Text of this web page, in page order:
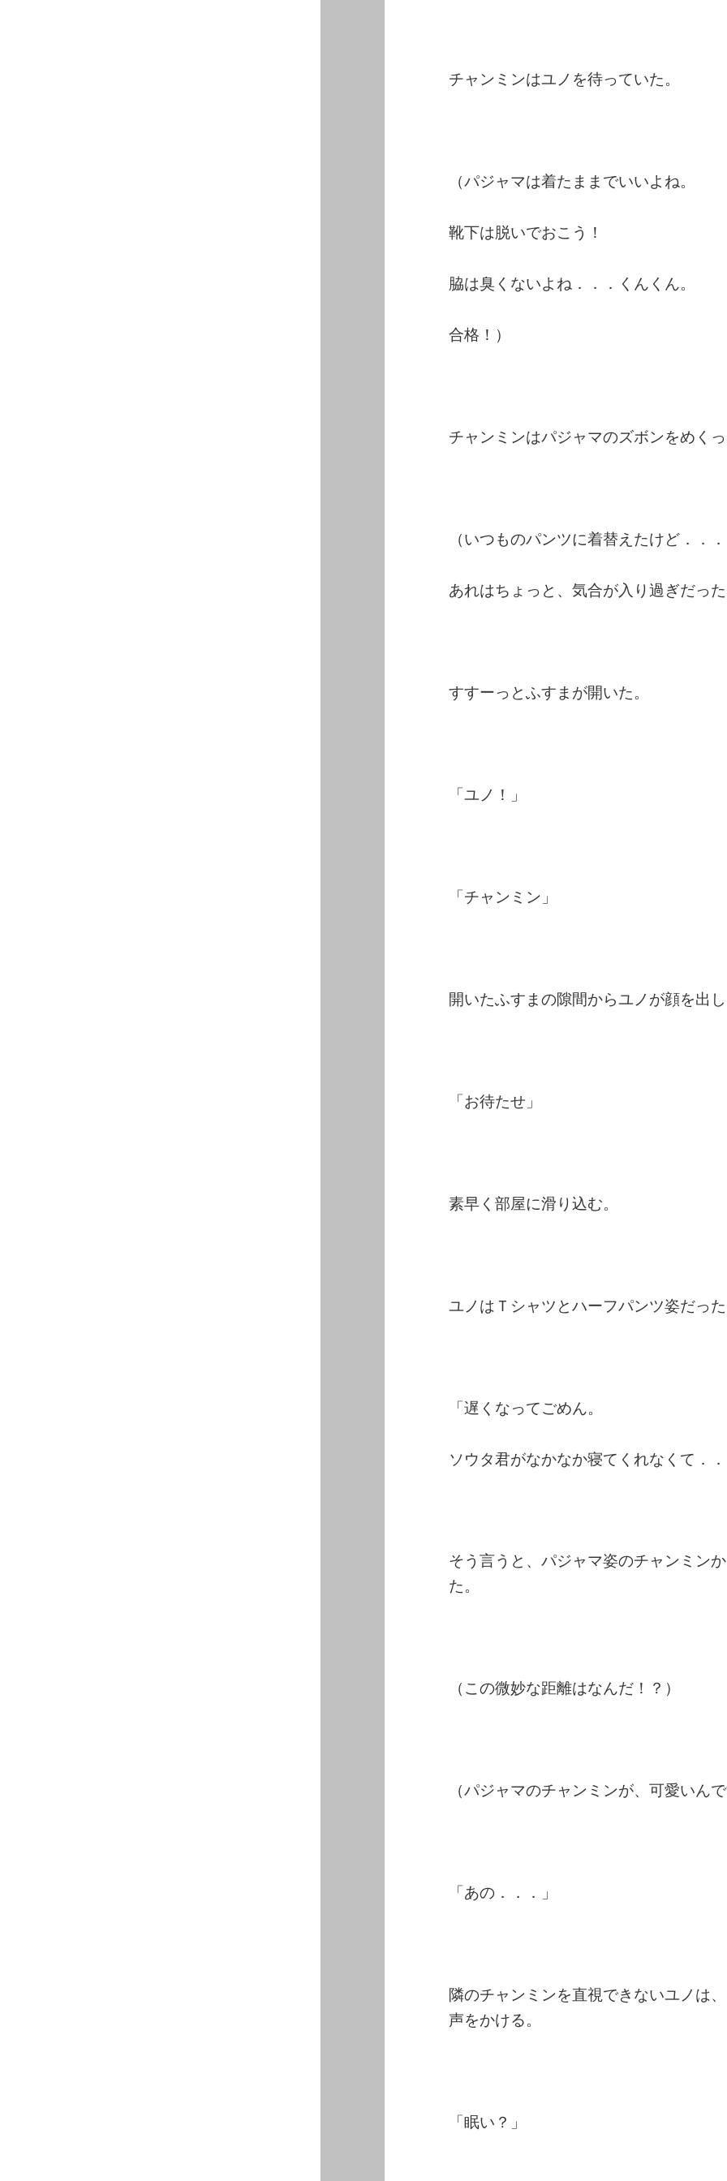
チャンミンはユノを待っていた。
（パジャマは着たままでいいよね。
靴下は脱いでおこう！
脇は臭くないよね．．．くんくん。
合格！）
チャンミンはパジャマのズボンをめく
（いつものパンツに着替えたけど．．
あれはちょっと、気合が入り過ぎだっ
すすーっとふすまが開いた。
「ユノ！」
「チャンミン」
開いたふすまの隙間からユノが顔を出
「お待たせ」
素早く部屋に滑り込む。
ユノはＴシャツとハーフパンツ姿だっ
「遅くなってごめん。
ソウタ君がなかなか寝てくれなくて．
そう言うと、パジャマ姿のチャンミン
た。
（この微妙な距離はなんだ！？）
（パジャマのチャンミンが、可愛いん
「あの．．．」
隣のチャンミンを直視できないユノは
声をかける。
「眠い？」